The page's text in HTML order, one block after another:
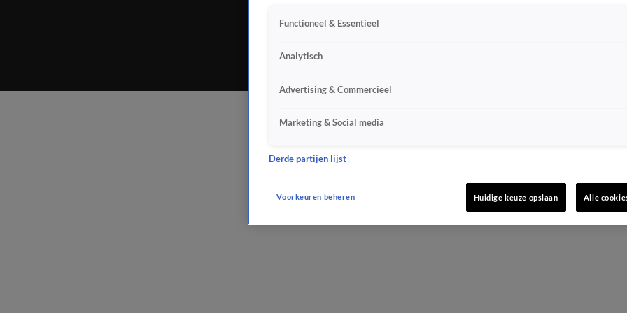
Functioneel & Essentieel
Analytisch
Advertising & Commercieel
Marketing & Social media
Derde partijen lijst
Voorkeuren beheren Huidige keuze opslaan Alle